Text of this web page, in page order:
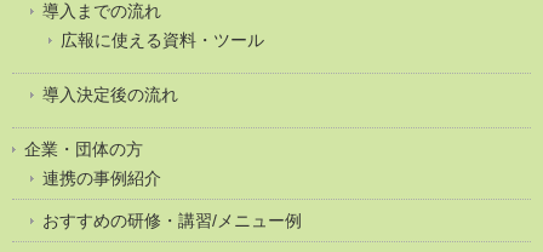
導入までの流れ
広報に使える資料・ツール
導入決定後の流れ
企業・団体の方
連携の事例紹介
おすすめの研修・講習/メニュー例